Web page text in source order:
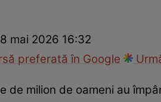
mai 2026 16:32
preferată în Google
de milion de oameni au